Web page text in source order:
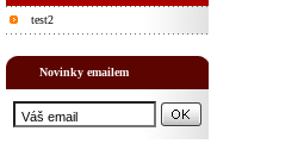
test2
Novinky emailem